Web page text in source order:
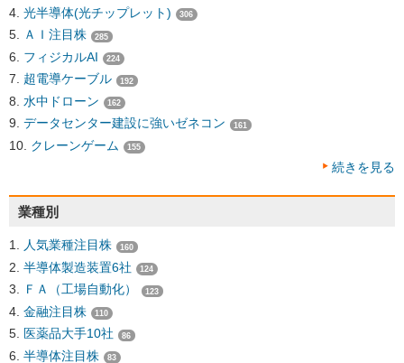
光半導体(光チップレット) 306
ＡＩ注目株 285
フィジカルAI 224
超電導ケーブル 192
水中ドローン 162
データセンター建設に強いゼネコン 161
クレーンゲーム 155
続きを見る
業種別
人気業種注目株 160
半導体製造装置6社 124
ＦＡ（工場自動化） 123
金融注目株 110
医薬品大手10社 86
半導体注目株 83